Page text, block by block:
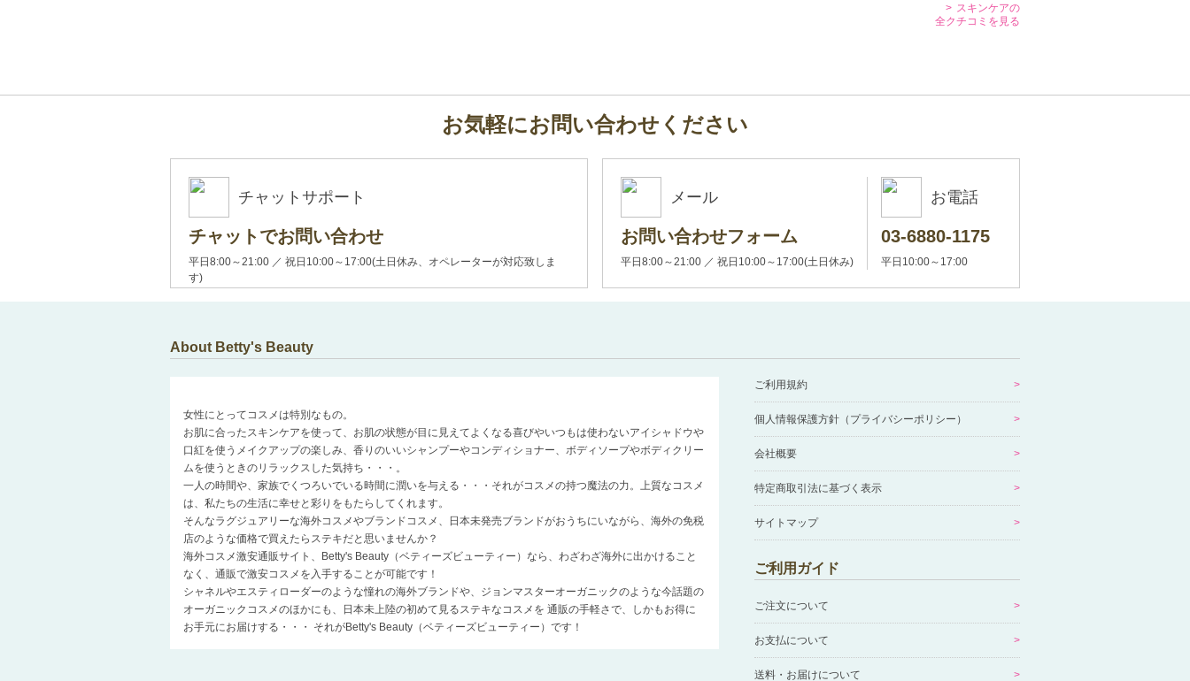
スキンケアの
全クチコミを見る
お気軽にお問い合わせください
チャットサポート
チャットでお問い合わせ
平日8:00～21:00 ／ 祝日10:00～17:00(土日休み、オペレーターが対応致しま
す)
メール
お問い合わせフォーム
平日8:00～21:00 ／ 祝日10:00～17:00(土日休み)
お電話
03-6880-1175
平日10:00～17:00
About Betty's Beauty
女性にとってコスメは特別なもの。
お肌に合ったスキンケアを使って、お肌の状態が目に見えてよくなる喜びやいつもは使わないアイシャドウや
口紅を使うメイクアップの楽しみ、香りのいいシャンプーやコンディショナー、ボディソープやボディクリー
ムを使うときのリラックスした気持ち・・・。
一人の時間や、家族でくつろいでいる時間に潤いを与える・・・それがコスメの持つ魔法の力。上質なコスメ
は、私たちの生活に幸せと彩りをもたらしてくれます。
そんなラグジュアリーな海外コスメやブランドコスメ、日本未発売ブランドがおうちにいながら、海外の免税
店のような価格で買えたらステキだと思いませんか？
海外コスメ激安通販サイト、Betty's Beauty（ベティーズビューティー）なら、わざわざ海外に出かけること
なく、通販で激安コスメを入手することが可能です！
シャネルやエスティローダーのような憧れの海外ブランドや、ジョンマスターオーガニックのような今話題の
オーガニックコスメのほかにも、日本未上陸の初めて見るステキなコスメを 通販の手軽さで、しかもお得に
お手元にお届けする・・・ それがBetty's Beauty（ベティーズビューティー）です！
ご利用規約
個人情報保護方針（プライバシーポリシー）
会社概要
特定商取引法に基づく表示
サイトマップ
ご利用ガイド
ご注文について
お支払について
送料・お届けについて